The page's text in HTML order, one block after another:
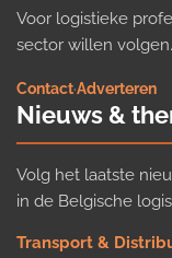
Voor logistieke
sector willen volgen.
Contact·Adverteren
Nieuws &
Volg het laatste
in de Belgische
Transport &